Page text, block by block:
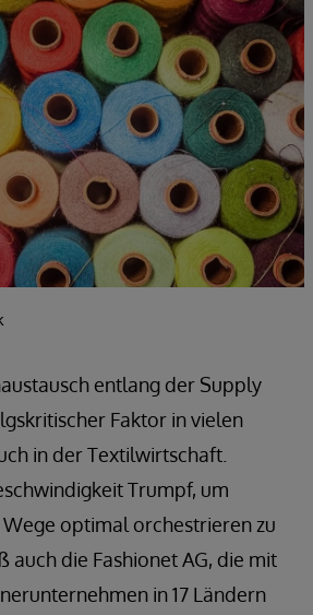
entlang der Supply
Faktor in vielen
in der Textilwirtschaft.
Trumpf, um
optimal orchestrieren zu
auch die Fashionet AG, die mit
in 17 Ländern